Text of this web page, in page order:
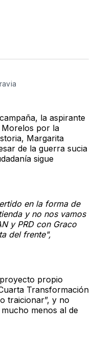
la aspirante
Morelos por la
Margarita
de la guerra sucia
sigue
en la forma de
y no nos vamos
y PRD con Graco
del frente",
propio
Transformación
traicionar”, y no
menos al de